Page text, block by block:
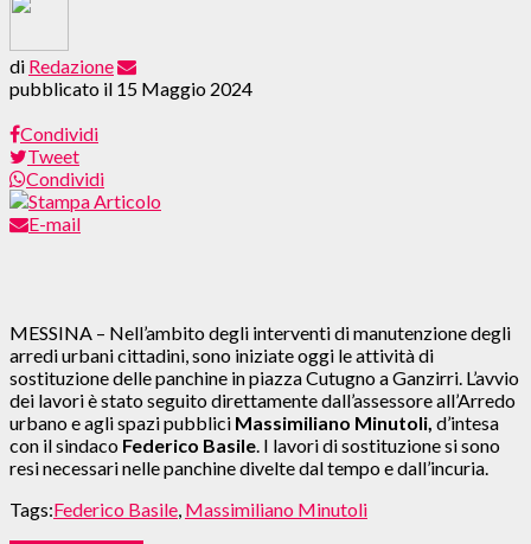
di Redazione
pubblicato il 15 Maggio 2024
Condividi
Tweet
Condividi
E-mail
MESSINA – Nell’ambito degli interventi di manutenzione degli
arredi urbani cittadini, sono iniziate oggi le attività di
sostituzione delle panchine in piazza Cutugno a Ganzirri. L’avvio
dei lavori è stato seguito direttamente dall’assessore all’Arredo
urbano e agli spazi pubblici Massimiliano Minutoli, d’intesa
con il sindaco Federico Basile. I lavori di sostituzione si sono
resi necessari nelle panchine divelte dal tempo e dall’incuria.
Tags:Federico Basile, Massimiliano Minutoli